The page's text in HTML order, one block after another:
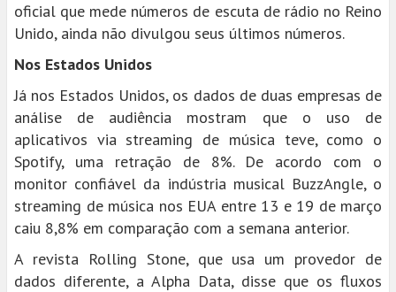
oficial que mede números de escuta de rádio no Reino
Unido, ainda não divulgou seus últimos números.
Nos Estados Unidos
Já nos Estados Unidos, os dados de duas empresas de
análise de audiência mostram que o uso de
aplicativos via streaming de música teve, como o
Spotify, uma retração de 8%. De acordo com o
monitor confiável da indústria musical BuzzAngle, o
streaming de música nos EUA entre 13 e 19 de março
caiu 8,8% em comparação com a semana anterior.
A revista Rolling Stone, que usa um provedor de
dados diferente, a Alpha Data, disse que os fluxos